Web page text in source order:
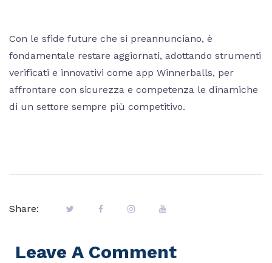
Con le sfide future che si preannunciano, è
fondamentale restare aggiornati, adottando strumenti
verificati e innovativi come app Winnerballs, per
affrontare con sicurezza e competenza le dinamiche
di un settore sempre più competitivo.
Share:
Leave A Comment